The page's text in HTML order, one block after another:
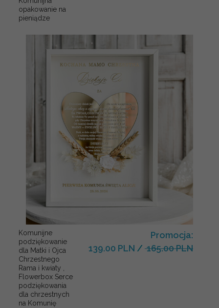
opakowanie na
pieniądze
Komunijne
podziękowanie
dla Matki i Ojca
Chrzestnego
Rama i kwiaty ,
Flowerbox Serce
podziękowania
dla chrzestnych
na Komunię
Promocja:
139.00 PLN / 165.00 PLN